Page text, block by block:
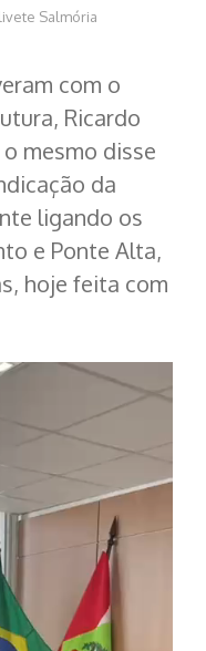
Salmória
com o
Ricardo
mesmo disse
da
ligando os
e Ponte Alta,
hoje feita com